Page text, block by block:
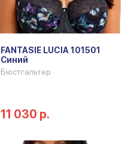
FANTASIE LUCIA 101501
Синий
Бюстгальтер
11 030 р.